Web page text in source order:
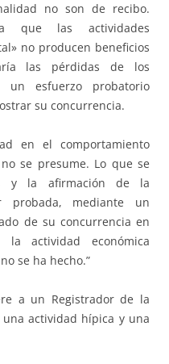
no son de recibo.
que las actividades
no producen beneficios
las pérdidas de los
un esfuerzo probatorio
su concurrencia.
en el comportamiento
se presume. Lo que se
y la afirmación de la
probada, mediante un
de su concurrencia en
actividad económica
se ha hecho.”
a un Registrador de la
actividad hípica y una